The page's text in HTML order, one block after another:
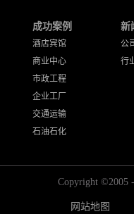
成功案例
酒店宾馆
商业中心
市政工程
企业工厂
交通运输
石油石化
新
公
行
Copyright ©2005
网站地图